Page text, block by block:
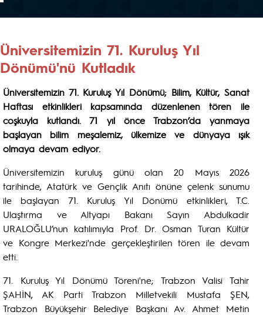
Üniversitemizin 71. Kuruluş Yıl
Dönümü'nü Kutladık
Üniversitemizin 71. Kuruluş Yıl Dönümü; Bilim, Kültür, Sanat
Haftası etkinlikleri kapsamında düzenlenen tören ile
coşkuyla kutlandı. 71 yıl önce Trabzon’da yanmaya
başlayan bilim meşalemiz, ülkemize ve dünyaya ışık
olmaya devam ediyor.
Üniversitemizin kuruluş günü olan 20 Mayıs 2026
tarihinde, Atatürk ve Gençlik Anıtı önüne çelenk sunumu
ile başlayan 71. Kuruluş Yıl Dönümü etkinlikleri, T.C.
Ulaştırma ve Altyapı Bakanı Sayın Abdulkadir
URALOĞLU’nun katılımıyla Prof. Dr. Osman Turan Kültür
ve Kongre Merkezi'nde gerçekleştirilen tören ile devam
etti.
71. Kuruluş Yıl Dönümü Töreni'ne; Trabzon Valisi Tahir
ŞAHİN, AK Parti Trabzon Milletvekili Mustafa ŞEN,
Trabzon Büyükşehir Belediye Başkanı Av. Ahmet Metin